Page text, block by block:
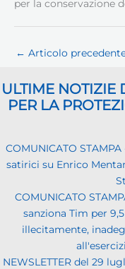
per la conservazione
← Articolo
ULTIME NOTIZIE
PER LA
COMUNICATO
satirici su Enrico
COMUNICATO
sanziona Tim per
illecitamente,
NEWSLETTER del 29